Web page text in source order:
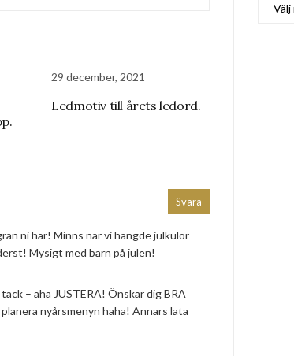
29 december, 2021
Ledmotiv till årets ledord.
ni har! Minns när vi hängde julkulor
Mysigt med barn på julen!
– aha JUSTERA! Önskar dig BRA
nyårsmenyn haha! Annars lata
Svara